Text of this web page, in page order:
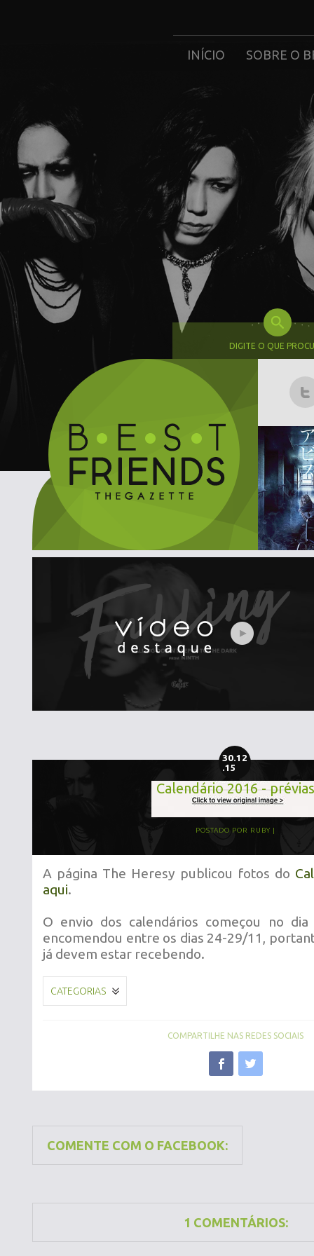
INÍCIO SOBRE O
DIGITE O QUE
30.12
.15
Calendário 2016 - prévias
POSTADO POR RUBY
A página The Heresy publicou fotos do
aqui.
O envio dos calendários começou no
encomendou entre os dias 24-29/11,
já devem estar recebendo.
CATEGORIAS
COMPARTILHE NAS REDES SOCIAIS
COMENTE COM O FACEBOOK:
1 COMENTÁRIOS: